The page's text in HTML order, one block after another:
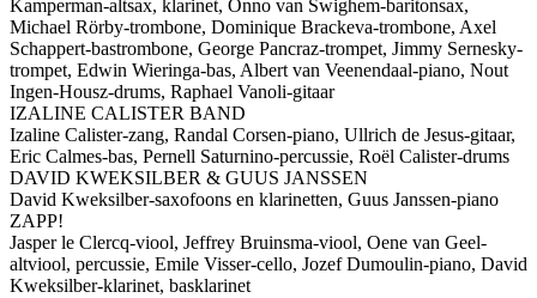
Kamperman-altsax, klarinet, Onno van Swighem-baritonsax,
Michael Rörby-trombone, Dominique Brackeva-trombone, Axel
Schappert-bastrombone, George Pancraz-trompet, Jimmy Sernesky-
trompet, Edwin Wieringa-bas, Albert van Veenendaal-piano, Nout
Ingen-Housz-drums, Raphael Vanoli-gitaar
IZALINE CALISTER BAND
Izaline Calister-zang, Randal Corsen-piano, Ullrich de Jesus-gitaar,
Eric Calmes-bas, Pernell Saturnino-percussie, Roël Calister-drums
DAVID KWEKSILBER & GUUS JANSSEN
David Kweksilber-saxofoons en klarinetten, Guus Janssen-piano
ZAPP!
Jasper le Clercq-viool, Jeffrey Bruinsma-viool, Oene van Geel-
altviool, percussie, Emile Visser-cello, Jozef Dumoulin-piano, David
Kweksilber-klarinet, basklarinet